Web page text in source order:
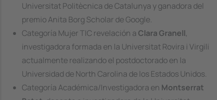
Universitat Politècnica de Catalunya y ganadora del
premio Anita Borg Scholar de Google.
Categoría Mujer TIC revelación a Clara Granell,
investigadora formada en la Universitat Rovira i Virgili
actualmente realizando el postdoctorado en la
Universidad de North Carolina de los Estados Unidos.
Categoría Académica/Investigadora en Montserrat